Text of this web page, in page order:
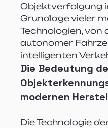
Objektverfolgung
Grundlage vieler
Technologien, von
autonomer
intelligenten
Die Bedeutung
modernen
Die Technologie